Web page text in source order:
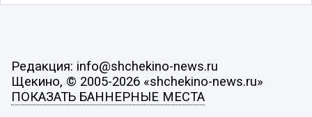
Редакция: info@shchekino-news.ru
Щекино, © 2005-2026 «shchekino-news.ru»
ПОКАЗАТЬ БАННЕРНЫЕ МЕСТА